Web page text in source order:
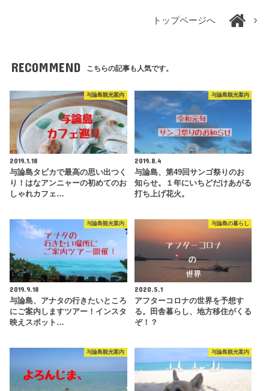
トップページへ
RECOMMEND こちらの記事も人気です。
与論島観光案内
2019.1.18
与論島タビカで最高の思い出つく
り！はなアンニャーの初めてのお
しゃれカフェ…
与論島観光案内
2019.8.4
与論島、第49回サンゴ祭りのお
知らせ。１年にいちどだけあがる
打ち上げ花火。
与論島観光案内
2019.9.18
与論島、アナタの行きたいところ
にご案内しますツアー！インスタ
映えスポット…
与論島の暮らし
2020.5.1
アフターコロナの世界を予想す
る。田舎暮らし、地方移住がくる
ぞ！？
与論島観光案内 与論島観光案内